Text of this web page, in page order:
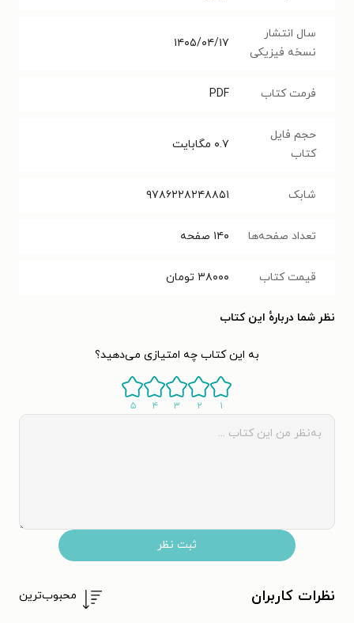
سال انتشار
نسخه فیزیکی
۱۴۰۵/۰۴/۱۷
فرمت کتاب PDF
حجم فایل
کتاب
۰.۷ مگابایت
شابک ۹۷۸۶۲۲۸۲۴۸۸۵۱
تعداد صفحه‌ها ۱۴۰ صفحه
قیمت کتاب ۳۸۰۰۰ تومان
نظر شما دربارهٔ این کتاب
به این کتاب چه امتیازی می‌دهید؟
۱ ۲ ۳ ۴ ۵
ثبت نظر
نظرات کاربران محبوب‌ترین